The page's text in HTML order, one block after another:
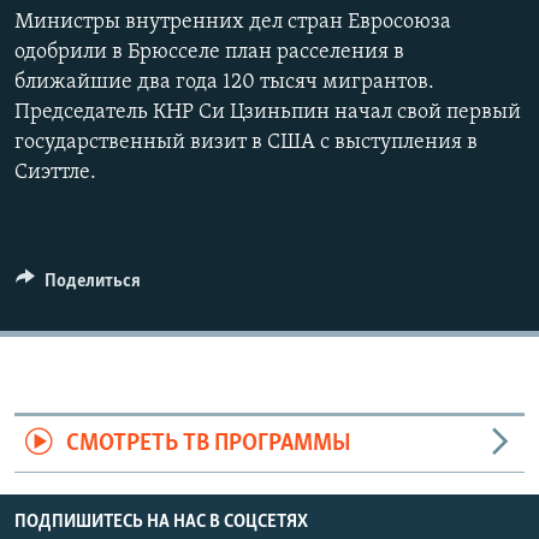
Министры внутренних дел стран Евросоюза
одобрили в Брюсселе план расселения в
ближайшие два года 120 тысяч мигрантов.
Председатель КНР Си Цзиньпин начал свой первый
государственный визит в США с выступления в
Сиэттле.
Поделиться
СМОТРЕТЬ ТВ ПРОГРАММЫ
ПОДПИШИТЕСЬ НА НАС В СОЦСЕТЯХ